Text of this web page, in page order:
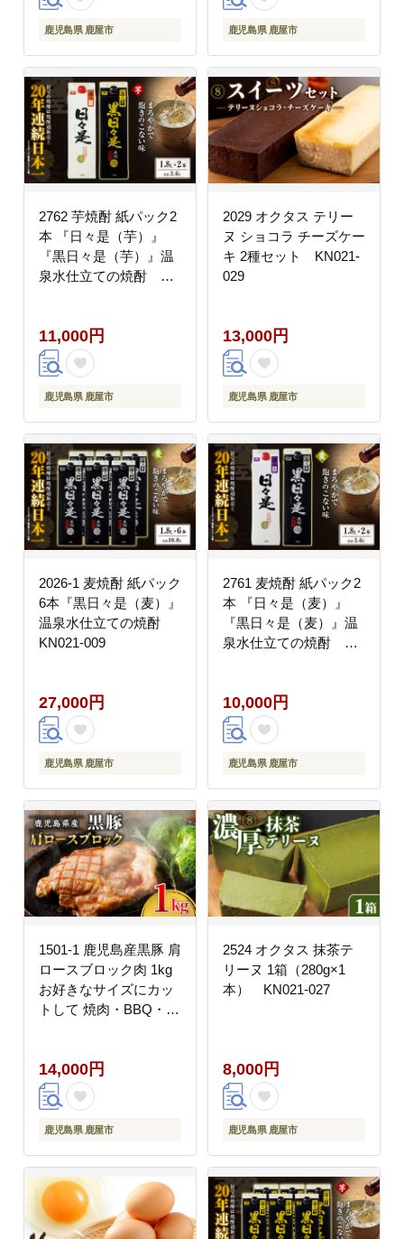
鹿児島県 鹿屋市 鹿児島県 鹿屋市
2762 芋焼酎 紙パック2
本 『日々是（芋）』
『黒日々是（芋）』温
泉水仕立ての焼酎
11,000円
鹿児島県 鹿屋市
2029 オクタス テリー
ヌ ショコラ チーズケー
キ 2種セット KN021-
029
13,000円
鹿児島県 鹿屋市
2026-1 麦焼酎 紙パック
6本『黒日々是（麦）』
温泉水仕立ての焼酎
KN021-009
27,000円
鹿児島県 鹿屋市
2761 麦焼酎 紙パック2
本 『日々是（麦）』
『黒日々是（麦）』温
泉水仕立ての焼酎
10,000円
鹿児島県 鹿屋市
1501-1 鹿児島産黒豚 肩
ロースブロック肉 1kg
お好きなサイズにカッ
トして 焼肉・BBQ・チ
14,000円
鹿児島県 鹿屋市
2524 オクタス 抹茶テ
リーヌ 1箱（280g×1
本） KN021-027
8,000円
鹿児島県 鹿屋市